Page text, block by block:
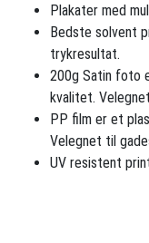
Plakater med
Bedste solvent
trykresultat.
200g Satin foto
kvalitet.
PP film er et
Velegnet til
UV resistent